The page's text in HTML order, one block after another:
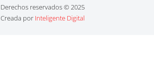
Derechos reservados © 2025
Creada por Inteligente Digital